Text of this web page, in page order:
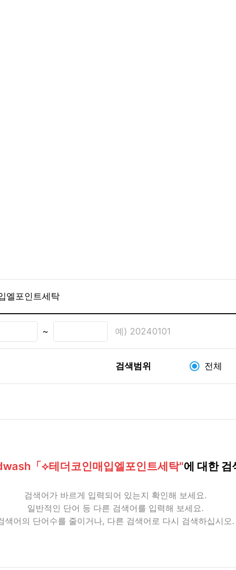
~ 예) 20240101
검색범위 전체
「⟡테더코인매입엘포인트세탁"에 대한 검
검색어가 바르게 입력되어 있는지 확인해 보세요.
일반적인 단어 등 다른 검색어를 입력해 보세요.
색어의 단어수를 줄이거나, 다른 검색어로 다시 검색하십시오.